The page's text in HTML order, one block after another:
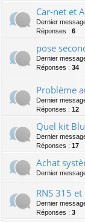
Car-net et
Dernier
Réponses : 6
pose
Dernier
Réponses : 34
Problème
Dernier
Réponses : 12
Quel kit
Dernier
Réponses : 17
Achat
Dernier
RNS 315
Dernier
Réponses : 3